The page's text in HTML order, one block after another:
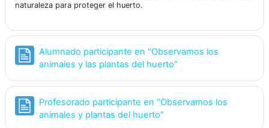
naturaleza para proteger el huerto.
Alumnado participante en "Observamos los
animales y las plantas del huerto"
Profesorado participante en "Observamos los
animales y plantas del huerto"